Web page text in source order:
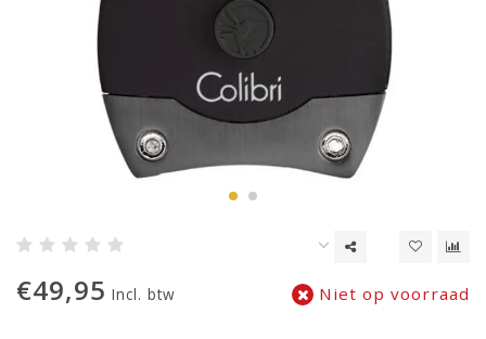
€49,95 Incl. btw Niet op voorraad